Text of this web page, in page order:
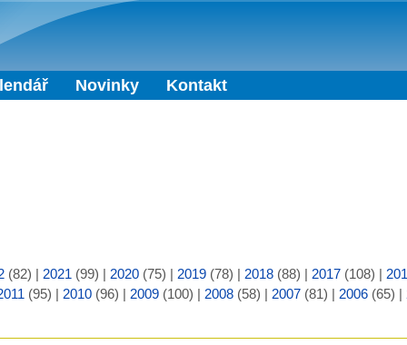
Novinky Kontakt
(82) | 2021 (99) | 2020 (75) | 2019 (78) | 2018 (88) | 2017 (108) |
(95) | 2010 (96) | 2009 (100) | 2008 (58) | 2007 (81) | 2006 (65) |